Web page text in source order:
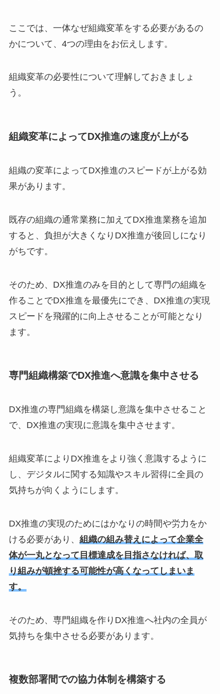
ここでは、一体なぜ組織変革をする必要があるの
かについて、4つの理由をお伝えします。
組織変革の必要性について理解しておきましょ
う。
組織変革によってDX推進の速度が上がる
組織の変革によってDX推進のスピードが上がる効
果があります。
既存の組織の通常業務に加えてDX推進業務を追加
すると、負担が大きくなりDX推進が後回しになり
がちです。
そのため、DX推進のみを目的として専門の組織を
作ることでDX推進を最優先にでき、DX推進の実現
スピードを飛躍的に向上させることが可能となり
ます。
専門組織構築でDX推進へ意識を集中させる
DX推進の専門組織を構築し意識を集中させること
で、DX推進の実現に意識を集中させます。
組織変革によりDX推進をより強く意識するように
し、デジタルに関する知識やスキル習得に全員の
気持ちが向くようにします。
DX推進の実現のためにはかなりの時間や労力をか
ける必要があり、 組織の組み替えによって企業全
体が一丸となって目標達成を目指さなければ、取
り組みが頓挫する可能性が高くなってしまいま
す。
そのため、専門組織を作りDX推進へ社内の全員が
気持ちを集中させる必要があります。
複数部署間での協力体制を構築する